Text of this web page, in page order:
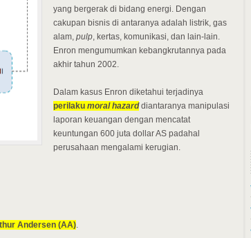
yang bergerak di bidang energi. Dengan
cakupan bisnis di antaranya adalah listrik, gas
alam, pulp, kertas, komunikasi, dan lain-lain.
Enron mengumumkan kebangkrutannya pada
akhir tahun 2002.
Dalam kasus Enron diketahui terjadinya
perilaku moral hazarddiantaranya manipulasi
laporan keuangan dengan mencatat
keuntungan 600 juta dollar AS padahal
perusahaan mengalami kerugian.
Andersen (AA).